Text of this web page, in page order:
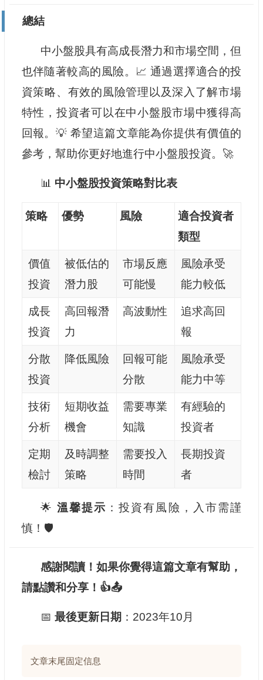
總結
中小盤股具有高成長潛力和市場空間，但
也伴隨著較高的風險。📈 通過選擇適合的投
資策略、有效的風險管理以及深入了解市場
特性，投資者可以在中小盤股市場中獲得高
回報。💡 希望這篇文章能為你提供有價值的
參考，幫助你更好地進行中小盤股投資。🚀
📊 中小盤股投資策略對比表
策略 優勢 風險
適合投資者
類型
價值
投資
被低估的
潛力股
市場反應
可能慢
風險承受
能力較低
成長
投資
高回報潛
力
高波動性
追求高回
報
分散
投資
降低風險
回報可能
分散
風險承受
能力中等
技術
分析
短期收益
機會
需要專業
知識
有經驗的
投資者
定期
檢討
及時調整
策略
需要投入
時間
長期投資
者
🌟 溫馨提示 ：投資有風險，入市需謹
慎！🛡️
感謝閱讀！如果你覺得這篇文章有幫助，
請點讚和分享！👍📤
📅 最後更新日期 ：2023年10月
文章末尾固定信息